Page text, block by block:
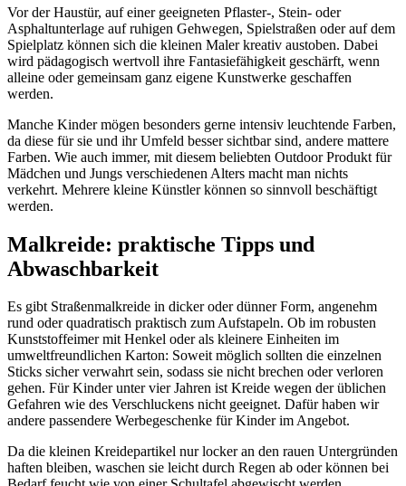
Vor der Haustür, auf einer geeigneten Pflaster-, Stein- oder
Asphaltunterlage auf ruhigen Gehwegen, Spielstraßen oder auf dem
Spielplatz können sich die kleinen Maler kreativ austoben. Dabei
wird pädagogisch wertvoll ihre Fantasiefähigkeit geschärft, wenn
alleine oder gemeinsam ganz eigene Kunstwerke geschaffen
werden.
Manche Kinder mögen besonders gerne intensiv leuchtende Farben,
da diese für sie und ihr Umfeld besser sichtbar sind, andere mattere
Farben. Wie auch immer, mit diesem beliebten Outdoor Produkt für
Mädchen und Jungs verschiedenen Alters macht man nichts
verkehrt. Mehrere kleine Künstler können so sinnvoll beschäftigt
werden.
Malkreide: praktische Tipps und
Abwaschbarkeit
Es gibt Straßenmalkreide in dicker oder dünner Form, angenehm
rund oder quadratisch praktisch zum Aufstapeln. Ob im robusten
Kunststoffeimer mit Henkel oder als kleinere Einheiten im
umweltfreundlichen Karton: Soweit möglich sollten die einzelnen
Sticks sicher verwahrt sein, sodass sie nicht brechen oder verloren
gehen. Für Kinder unter vier Jahren ist Kreide wegen der üblichen
Gefahren wie des Verschluckens nicht geeignet. Dafür haben wir
andere passendere Werbegeschenke für Kinder im Angebot.
Da die kleinen Kreidepartikel nur locker an den rauen Untergründen
haften bleiben, waschen sie leicht durch Regen ab oder können bei